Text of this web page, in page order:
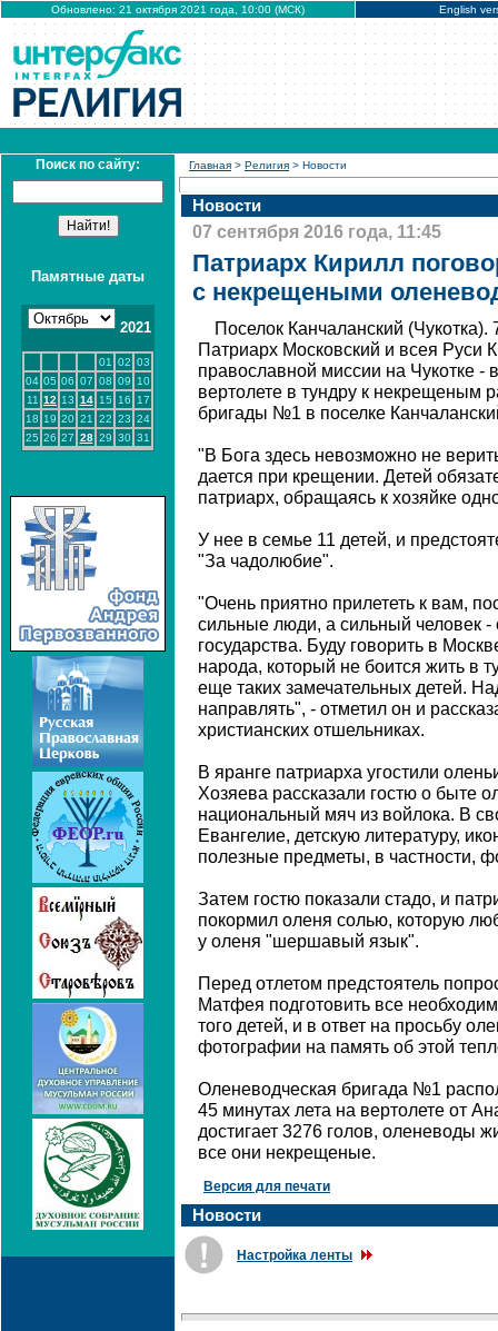
Обновлено: 21 октября 2021 года, 10:00 (МСК) English
Поиск по сайту:
Памятные даты
2021
01 02 03
04 05 06 07 08 09
10
11 12 13 14 15 16
17
18 19 20 21 22 23 24
25 26 27 28 29 30 31
Главная > Религия > Новости
Новости
07 сентября 2016 года, 11:45
Патриарх Кирилл
с некрещеными
Поселок Канчаланский
Патриарх Московский и всея Руси
православной миссии на Чукотке -
вертолете в тундру к некрещеным
бригады №1 в поселке
"В Бога здесь невозможно не
дается при крещении. Детей
патриарх, обращаясь к хозяйке
У нее в семье 11 детей, и
"За чадолюбие".
"Очень приятно прилететь к вам,
сильные люди, а сильный человек
государства. Буду говорить в
народа, который не боится жить в
еще таких замечательных детей.
направлять", - отметил он и
христианских отшельниках.
В яранге патриарха угостили
Хозяева рассказали гостю о быте
национальный мяч из войлока. В
Евангелие, детскую литературу,
полезные предметы, в частности,
Затем гостю показали стадо, и
покормил оленя солью, которую
у оленя "шершавый язык".
Перед отлетом предстоятель
Матфея подготовить все
того детей, и в ответ на просьбу
фотографии на память об этой
Оленеводческая бригада №1
45 минутах лета на вертолете от
достигает 3276 голов, оленеводы
все они некрещеные.
Версия для печати
Новости
Настройка ленты